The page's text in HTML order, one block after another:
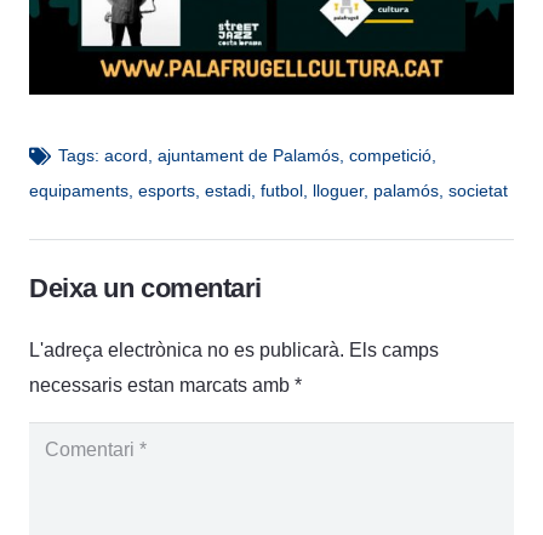
Tags: acord ajuntament de Palamós, competició,
equipaments esports estadi futbol lloguer, palamós societat
Deixa un comentari
L'adreça electrònica no es publicarà. Els camps
necessaris estan marcats amb *